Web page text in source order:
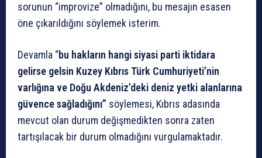
sorunun “improvize” olmadığını, bu mesajın esasen
öne çıkarıldığını söylemek isterim.
Devamla “bu hakların hangi siyasi parti iktidara
gelirse gelsin Kuzey Kıbrıs Türk Cumhuriyeti’nin
varlığına ve Doğu Akdeniz’deki deniz yetki alanlarına
güvence sağladığını” söylemesi, Kıbrıs adasında
mevcut olan durum değişmedikten sonra zaten
tartışılacak bir durum olmadığını vurgulamaktadır.